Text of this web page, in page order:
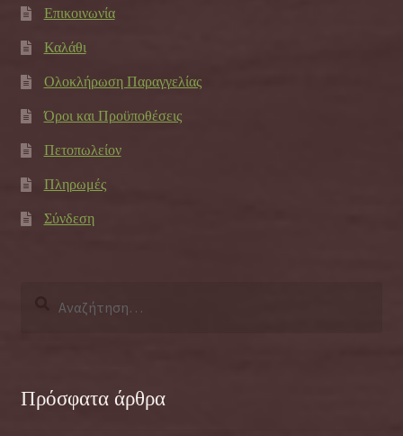
Επικοινωνία
Καλάθι
Ολοκλήρωση Παραγγελίας
Όροι και Προϋποθέσεις
Πετοπωλείον
Πληρωμές
Σύνδεση
Πρόσφατα άρθρα